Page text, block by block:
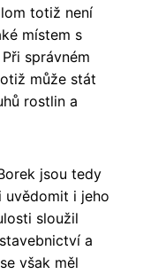
totiž není
místem s
správném
může stát
rostlin a
jsou tedy
uvědomit i jeho
sloužil
a
však měl